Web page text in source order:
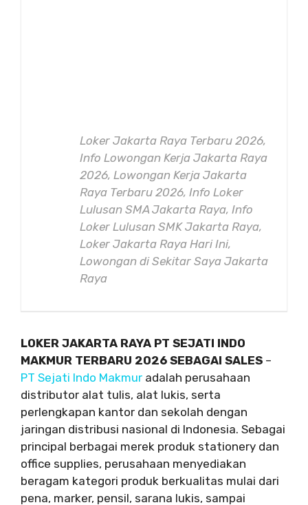
Loker Jakarta Raya Terbaru 2026,
Info Lowongan Kerja Jakarta Raya
2026, Lowongan Kerja Jakarta
Raya Terbaru 2026, Info Loker
Lulusan SMA Jakarta Raya, Info
Loker Lulusan SMK Jakarta Raya,
Loker Jakarta Raya Hari Ini,
Lowongan di Sekitar Saya Jakarta
Raya
LOKER JAKARTA RAYA PT SEJATI INDO
MAKMUR TERBARU 2026 SEBAGAI SALES –
PT Sejati Indo Makmur adalah perusahaan
distributor alat tulis, alat lukis, serta
perlengkapan kantor dan sekolah dengan
jaringan distribusi nasional di Indonesia. Sebagai
principal berbagai merek produk stationery dan
office supplies, perusahaan menyediakan
beragam kategori produk berkualitas mulai dari
pena, marker, pensil, sarana lukis, sampai